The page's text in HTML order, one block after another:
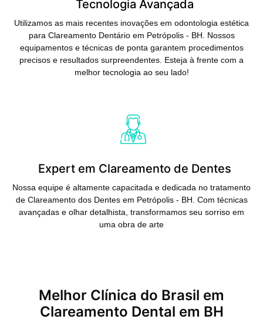
Tecnologia Avançada
Utilizamos as mais recentes inovações em odontologia estética
para Clareamento Dentário em Petrópolis - BH. Nossos
equipamentos e técnicas de ponta garantem procedimentos
precisos e resultados surpreendentes. Esteja à frente com a
melhor tecnologia ao seu lado!
Expert em Clareamento de Dentes
Nossa equipe é altamente capacitada e dedicada no tratamento
de Clareamento dos Dentes em Petrópolis - BH. Com técnicas
avançadas e olhar detalhista, transformamos seu sorriso em
uma obra de arte
Melhor Clínica do Brasil em
Clareamento Dental em BH